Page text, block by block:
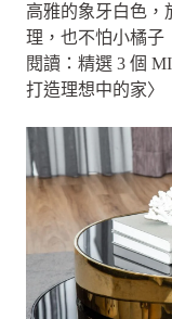
高雅的象牙白色，
理，也不怕小橘子
閱讀：精選 3 個
打造理想中的家〉